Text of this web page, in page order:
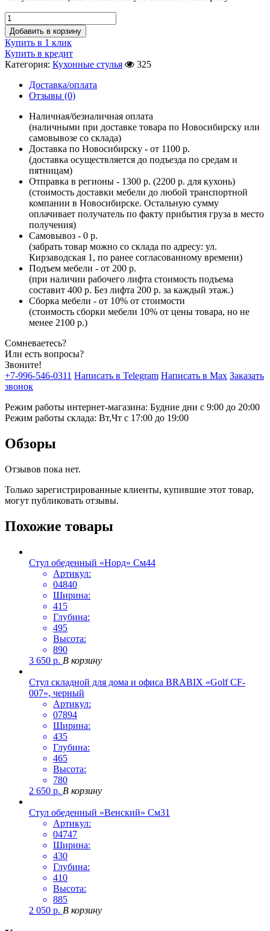
Добавить в корзину
Купить в 1 клик
Купить в кредит
Категория: Кухонные стулья
325
Доставка/оплата
Отзывы (0)
Наличная/безналичная оплата
(наличными при доставке товара по Новосибирску или
самовывозе со склада)
Доставка по Новосибирску - от 1100 р.
(доставка осуществляется до подъезда по средам и
пятницам)
Отправка в регионы - 1300 р. (2200 р. для кухонь)
(стоимость доставки мебели до любой транспортной
компании в Новосибирске. Остальную сумму
оплачивает получатель по факту прибытия груза в место
получения)
Самовывоз - 0 р.
(забрать товар можно со склада по адресу: ул.
Кирзаводская 1, по ранее согласованному времени)
Подъем мебели - от 200 р.
(при наличии рабочего лифта стоимость подъема
составит 400 р. Без лифта 200 р. за каждый этаж.)
Сборка мебели - от 10% от стоимости
(стоимость сборки мебели 10% от цены товара, но не
менее 2100 р.)
Сомневаетесь?
Или есть вопросы?
Звоните!
+7-996-546-0311 Написать в Telegram Написать в Max Заказать
звонок
Режим работы интернет-магазина: Будние дни с 9:00 до 20:00
Режим работы склада: Вт,Чт с 17:00 до 19:00
Обзоры
Отзывов пока нет.
Только зарегистрированные клиенты, купившие этот товар,
могут публиковать отзывы.
Похожие товары
Стул обеденный «Норд» См44
Артикул:
04840
Ширина:
415
Глубина:
495
Высота:
890
3 650 р. В корзину
Стул складной для дома и офиса BRABIX «Golf CF-
007», черный
Артикул:
07894
Ширина:
435
Глубина:
465
Высота:
780
2 650 р. В корзину
Стул обеденный «Венский» См31
Артикул:
04747
Ширина:
430
Глубина:
410
Высота:
885
2 050 р. В корзину